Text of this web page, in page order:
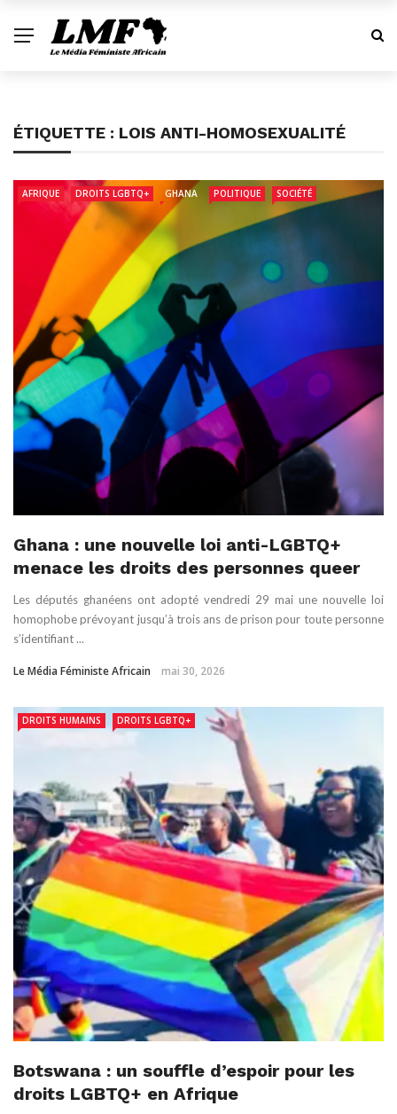
ÉTIQUETTE : LOIS ANTI-HOMOSEXUALITÉ
AFRIQUE DROITS LGBTQ+ GHANA POLITIQUE SOCIÉTÉ
Ghana : une nouvelle loi anti-LGBTQ+
menace les droits des personnes queer
Les députés ghanéens ont adopté vendredi 29 mai une nouvelle loi
homophobe prévoyant jusqu’à trois ans de prison pour toute personne
s’identifiant ...
Le Média Féministe Africain mai 30, 2026
DROITS HUMAINS DROITS LGBTQ+
Botswana : un souffle d’espoir pour les
droits LGBTQ+ en Afrique